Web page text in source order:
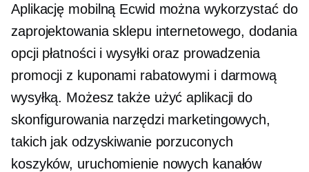
Aplikację mobilną Ecwid można wykorzystać do
zaprojektowania sklepu internetowego, dodania
opcji płatności i wysyłki oraz prowadzenia
promocji z kuponami rabatowymi i darmową
wysyłką. Możesz także użyć aplikacji do
skonfigurowania narzędzi marketingowych,
takich jak odzyskiwanie porzuconych
koszyków, uruchomienie nowych kanałów